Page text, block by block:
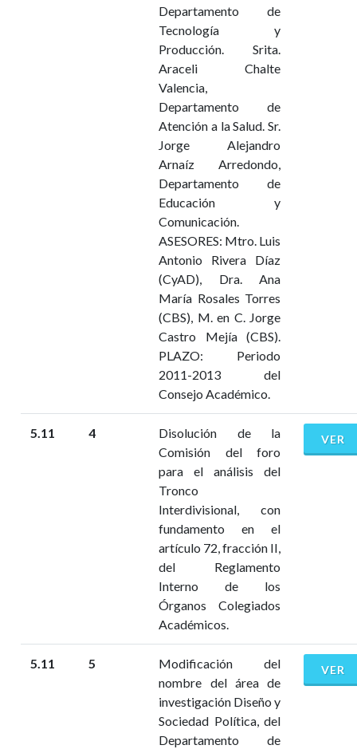
Departamento de
Tecnología y
Producción. Srita.
Araceli Chalte
Valencia,
Departamento de
Atención a la Salud. Sr.
Jorge Alejandro
Arnaíz Arredondo,
Departamento de
Educación y
Comunicación.
ASESORES: Mtro. Luis
Antonio Rivera Díaz
(CyAD), Dra. Ana
María Rosales Torres
(CBS), M. en C. Jorge
Castro Mejía (CBS).
PLAZO: Periodo
2011-2013 del
Consejo Académico.
5.11 4
Disolución de la
Comisión del foro
para el análisis del
Tronco
Interdivisional, con
fundamento en el
artículo 72, fracción II,
del Reglamento
Interno de los
Órganos Colegiados
Académicos.
VER
5.11 5
Modificación del
nombre del área de
investigación Diseño y
Sociedad Política, del
Departamento de
VER